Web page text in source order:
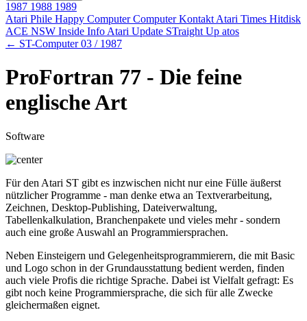
1987 1988 1989
Atari Phile Happy ComputerComputer Kontakt Atari Times Hitdisk
ACE NSW Inside Info Atari Update STraight Up atos
← ST-Computer 03 / 1987
ProFortran 77 - Die feine
englische Art
Software
Für den Atari ST gibt es inzwischen nicht nur eine Fülle äußerst
nützlicher Programme - man denke etwa an Textverarbeitung,
Zeichnen, Desktop-Publishing, Dateiverwaltung,
Tabellenkalkulation, Branchenpakete und vieles mehr - sondern
auch eine große Auswahl an Programmiersprachen.
Neben Einsteigern und Gelegenheitsprogrammierern, die mit Basic
und Logo schon in der Grundausstattung bedient werden, finden
auch viele Profis die richtige Sprache. Dabei ist Vielfalt gefragt: Es
gibt noch keine Programmiersprache, die sich für alle Zwecke
gleichermaßen eignet.